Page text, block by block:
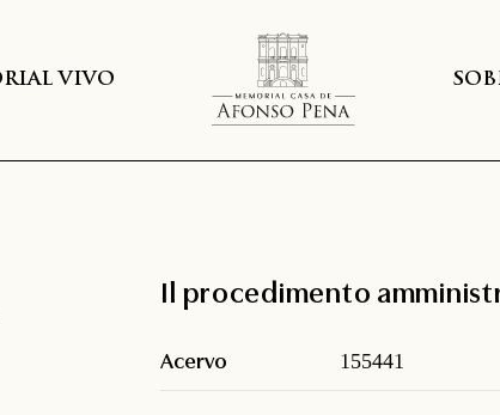
VIVO
Il procedimento
Acervo 155441